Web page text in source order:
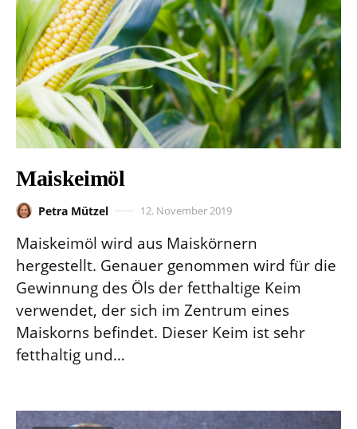
Maiskeimöl
Petra Mützel 12. November 2019
Maiskeimöl wird aus Maiskörnern
hergestellt. Genauer genommen wird für die
Gewinnung des Öls der fetthaltige Keim
verwendet, der sich im Zentrum eines
Maiskorns befindet. Dieser Keim ist sehr
fetthaltig und…